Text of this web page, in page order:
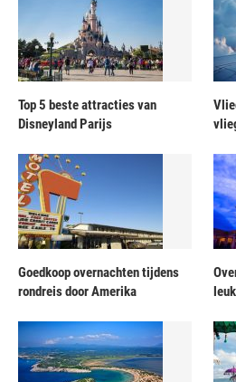
Top 5 beste attracties van
Disneyland Parijs
Goedkoop overnachten tijdens
rondreis door Amerika